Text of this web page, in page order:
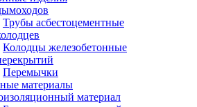
Трубы асбестоцементные
Колодцы железобетонные
Перемычки
материалы
материал